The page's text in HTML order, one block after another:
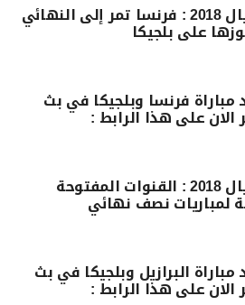
مونديال 2018 : فرنسا تمر إلى النهائي
على بلجيكا
فرنسا وبلجيكا في بث
الان على هذا الرابط :
مونديال 2018 : القنوات المفتوحة
لمباريات نصف نهائي
البرازيل وبلجيكا في بث
الان على هذا الرابط :